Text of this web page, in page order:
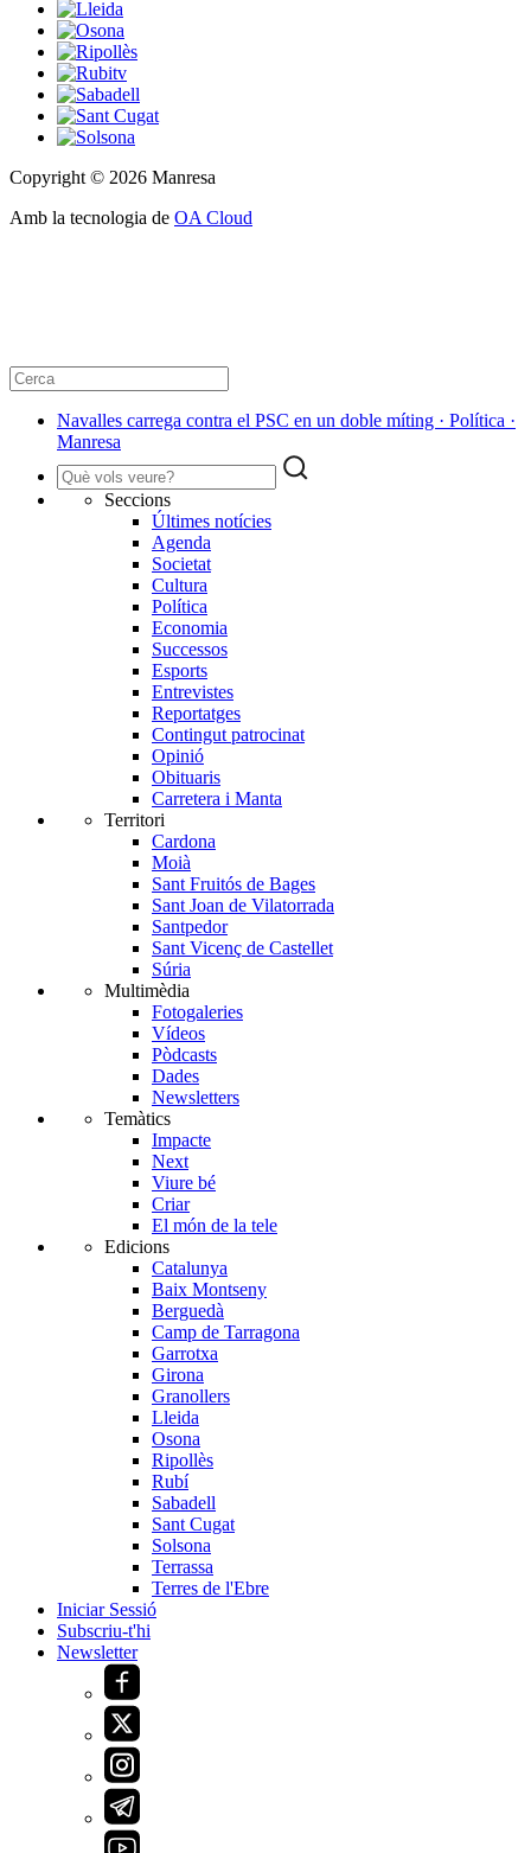
Copyright © 2026 Manresa
Amb la tecnologia de OA Cloud
Navalles carrega contra el PSC en un doble míting · Política ·
Manresa
Seccions
Últimes notícies
Agenda
Societat
Cultura
Política
Economia
Successos
Esports
Entrevistes
Reportatges
Contingut patrocinat
Opinió
Obituaris
Carretera i Manta
Territori
Cardona
Moià
Sant Fruitós de Bages
Sant Joan de Vilatorrada
Santpedor
Sant Vicenç de Castellet
Súria
Multimèdia
Fotogaleries
Vídeos
Pòdcasts
Dades
Newsletters
Temàtics
Impacte
Next
Viure bé
Criar
El món de la tele
Edicions
Catalunya
Baix Montseny
Berguedà
Camp de Tarragona
Garrotxa
Girona
Granollers
Lleida
Osona
Ripollès
Rubí
Sabadell
Sant Cugat
Solsona
Terrassa
Terres de l'Ebre
Iniciar Sessió
Subscriu-t'hi
Newsletter